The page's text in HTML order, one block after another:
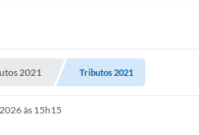
2021 Tributos 2021
às 15h15